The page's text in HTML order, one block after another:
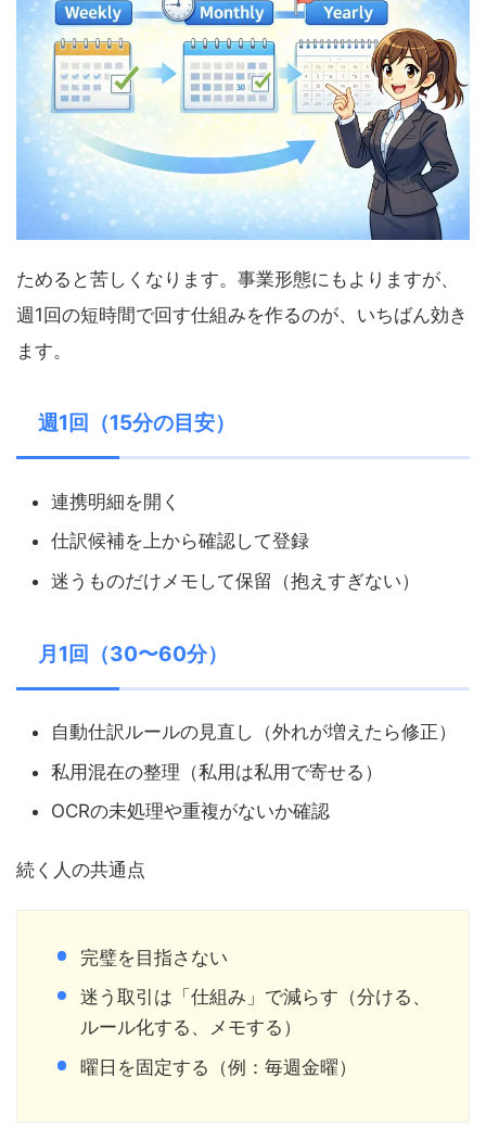
ためると苦しくなります。事業形態にもよりますが、
週1回の短時間で回す仕組みを作るのが、いちばん効き
ます。
連携明細を開く
仕訳候補を上から確認して登録
迷うものだけメモして保留（抱えすぎない）
自動仕訳ルールの見直し（外れが増えたら修正）
私用混在の整理（私用は私用で寄せる）
OCRの未処理や重複がないか確認
迷う取引は「仕組み」で減らす（分ける、
ルール化する、メモする）
曜日を固定する（例：毎週金曜）